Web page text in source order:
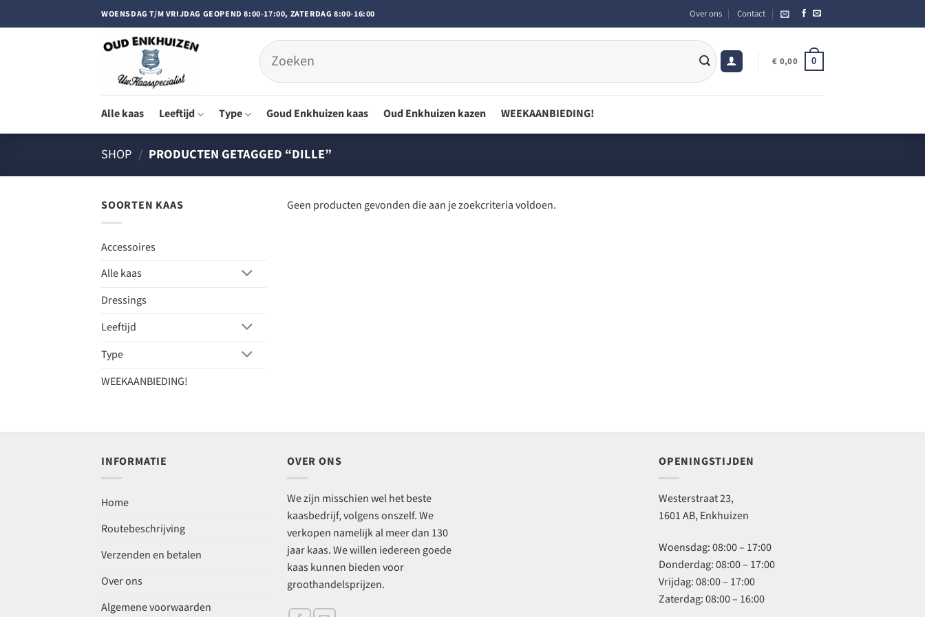
naar
WOENSDAG T/M VRIJDAG GEOPEND 8:00-17:00, ZATERDAG 8:00-16:00 Over ons Contact
Zoeken
naar:
€ 0,00 0
Alle kaas Leeftijd Type Goud Enkhuizen kaas Oud Enkhuizen kazen WEEKAANBIEDING!
SHOP / PRODUCTEN GETAGGED “DILLE”
SOORTEN KAAS
Accessoires
Alle kaas
Dressings
Leeftijd
Type
WEEKAANBIEDING!
Geen producten gevonden die aan je zoekcriteria voldoen.
INFORMATIE
Home
Routebeschrijving
Verzenden en betalen
Over ons
Algemene voorwaarden
OVER ONS
We zijn misschien wel het beste
kaasbedrijf, volgens onszelf. We
verkopen namelijk al meer dan 130
jaar kaas. We willen iedereen goede
kaas kunnen bieden voor
groothandelsprijzen.
OPENINGSTIJDEN
Westerstraat 23,
1601 AB, Enkhuizen
Woensdag: 08:00 – 17:00
Donderdag: 08:00 – 17:00
Vrijdag: 08:00 – 17:00
Zaterdag: 08:00 – 16:00